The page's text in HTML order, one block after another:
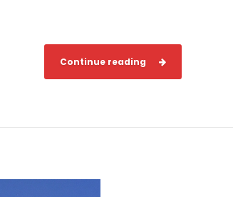
Continue reading